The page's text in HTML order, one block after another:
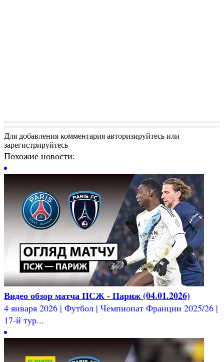
Для добавления комментария авторизируйтесь или
зарегистрируйтесь
Похожие новости:
Видео обзор матча ПСЖ - Париж (04.01.2026)
4 января 2026 | Футбол | Чемпионат Франции 2025/26 |
17-й тур...